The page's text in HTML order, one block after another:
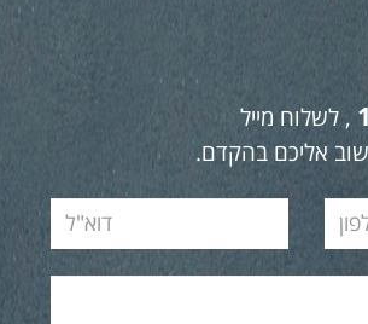
, לשלוח מייל
אליכם בהקדם.